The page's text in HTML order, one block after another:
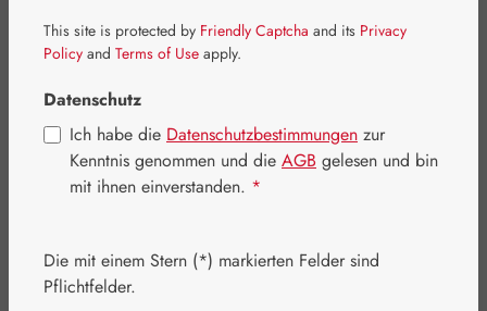
Regulärer Preis:
24,60 €
Inhalt:0.041 Kilogramm
This site is protected by Friendly Captcha and its Privacy
Policy and Terms of Use apply.
Datenschutz
Ich habe die Datenschutzbestimmungen zur
Kenntnis genommen und die AGB gelesen und bin
mit ihnen einverstanden. *
Die mit einem Stern (*) markierten Felder sind
Pflichtfelder.